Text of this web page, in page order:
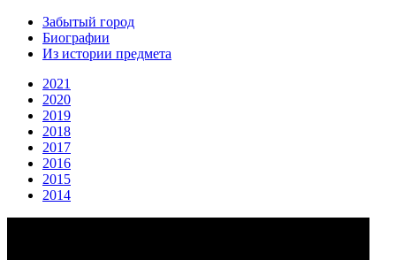
Забытый город
Биографии
Из истории предмета
2021
2020
2019
2018
2017
2016
2015
2014